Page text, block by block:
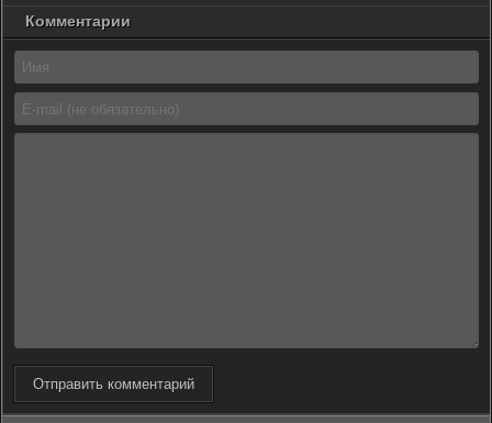
Комментарии
Отправить комментарий